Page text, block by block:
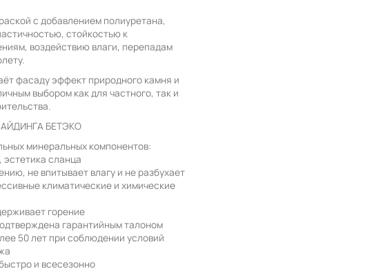
с добавлением полиуретана,
стойкостью к
воздействию влаги, перепадам
фасаду эффект природного камня и
выбором как для частного, так и
БЕТЭКО
минеральных компонентов:
эстетика сланца
не впитывает влагу и не разбухает
климатические и химические
горение
гарантийным талоном
50 лет при соблюдении условий
и всесезонно